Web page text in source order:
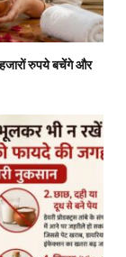
रुपये बचेंगे और